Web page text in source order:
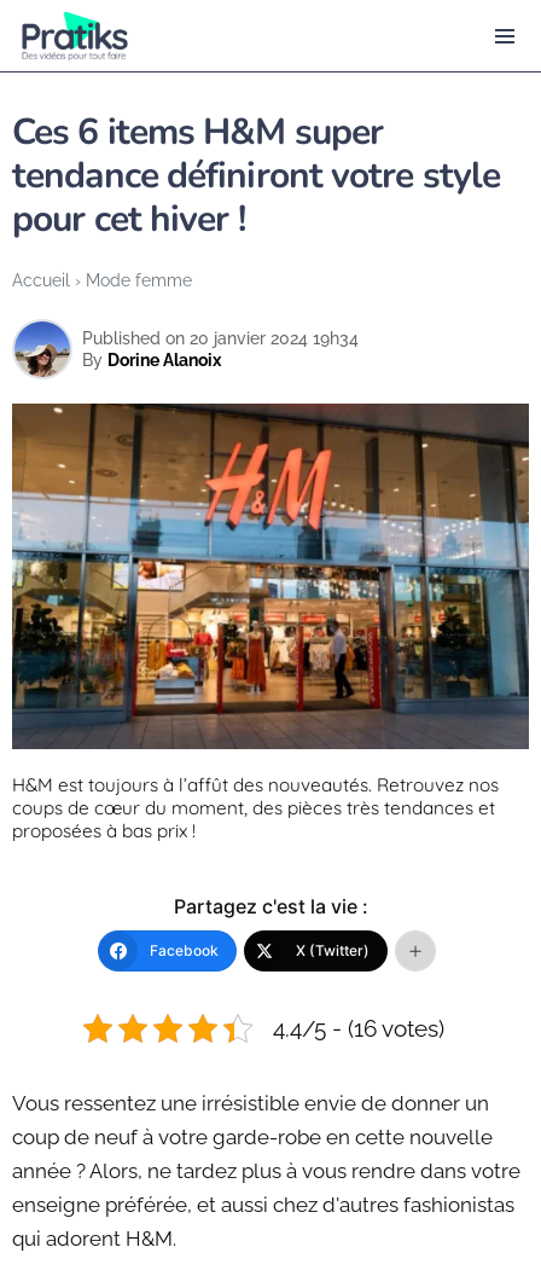
Accueil › Mode femme
Ces 6 items H&M super
tendance définiront votre style
pour cet hiver !
H&M est toujours à l’affût des nouveautés. Retrouvez nos
coups de cœur du moment, des pièces très tendances et
proposées à bas prix !
By Dorine Alanoix
Published on 20 janvier 2024 19h34
Partagez c'est la vie :
Facebook X (Twitter)
4.4/5 - (16 votes)
Vous ressentez une irrésistible envie de donner un
coup de neuf à votre garde-robe en cette nouvelle
année ? Alors, ne tardez plus à vous rendre dans votre
enseigne préférée, et aussi chez d'autres fashionistas
qui adorent H&M.